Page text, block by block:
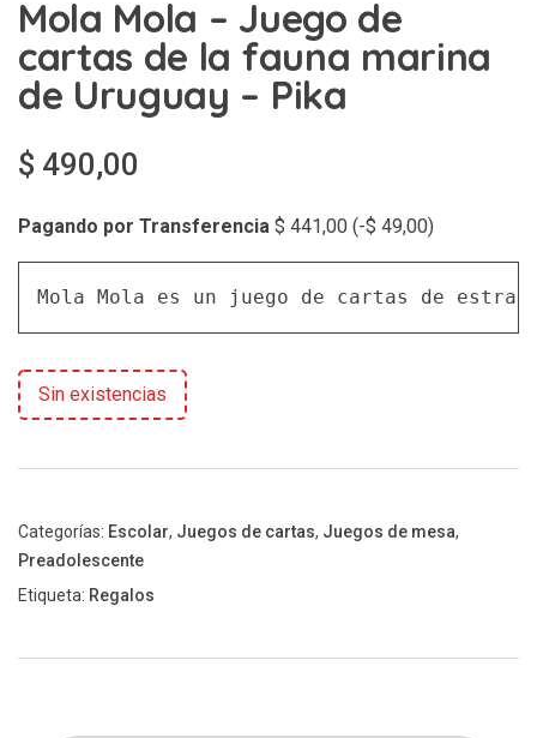
Mola Mola – Juego de
cartas de la fauna marina
de Uruguay – Pika
$ 490,00
Pagando por Transferencia $ 441,00 (-$ 49,00)
Mola Mola es un juego de cartas de
Sin existencias
Categorías: Escolar, Juegos de cartas, Juegos de mesa,
Preadolescente
Etiqueta: Regalos